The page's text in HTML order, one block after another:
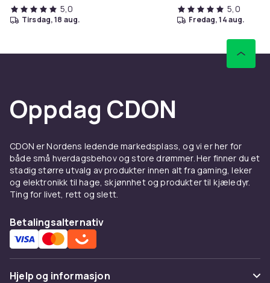
5,0
tirsdag, 18 aug.
5,0
fredag, 14 aug.
Oppdag CDON
CDON er Nordens ledende markedsplass, og vi er her for
både små hverdagsbehov og store drømmer. Her finner du et
stadig større utvalg av produkter innen alt fra gaming, leker
og elektronikk til hage, skjønnhet og produkter til kjæledyr.
Ting for livet, rett og slett.
Betalingsalternativ
Hjelp og informasjon